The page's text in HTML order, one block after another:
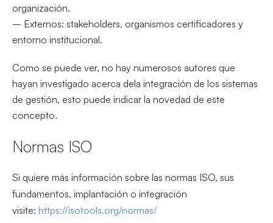
organización.
– Externos: stakeholders, organismos certificadores y
entorno institucional.
Como se puede ver, no hay numerosos autores que
hayan investigado acerca dela integración de los sistemas
de gestión, esto puede indicar la novedad de este
concepto.
Normas ISO
Si quiere más información sobre las normas ISO, sus
fundamentos, implantación o integración
visite: https://isotools.org/normas/